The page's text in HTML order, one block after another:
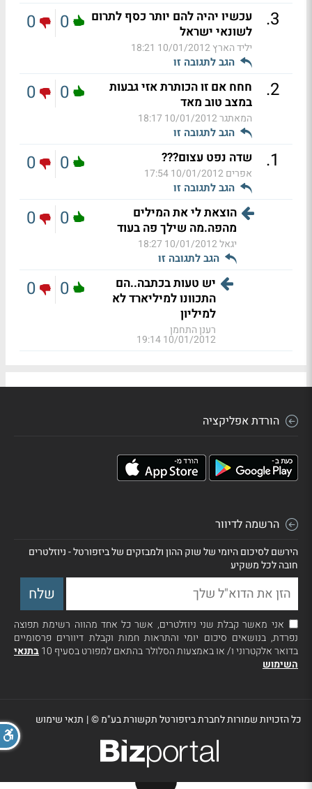
3
.
עכשיו יהיה להם יותר כסף לתרום
לשונאי ישראל
יליד הארץ10/01/2012 18:21
הגב לתגובה זו
0
0
2
.
חחח אם זו הכותרת אזי גבעות
במצב טוב מאד
המאתגר10/01/2012 18:17
הגב לתגובה זו
0
0
1
. שדה נפט עצום???
אפרים10/01/2012 17:54
הגב לתגובה זו
0
0
הוצאת לי את המילים
מהפה.מה שילך פה בעוד
יגאל10/01/2012 18:27
הגב לתגובה זו
0
0
יש טעות בכתבה..הם
התכוונו למיליארד לא
למיליון
רענן התחמן
10/01/2012 19:14
0
0
הורדת אפליקציה
הרשמה לדיוור
הירשם לסיכום היומי של שוק ההון ולמבזקים של ביזפורטל - ניוזלטרים
חובה לכל משקיע
אני מאשר קבלת שני ניוזלטרים, אשר כל אחד מהווה רשימת תפוצה
נפרדת, בנושאים סיכום יומי והתראות חמות וקבלת דיוורים פרסומיים
בדואר אלקטרוני ו/ או באמצעות הסלולר בהתאם למפורט בסעיף 10
בתנאי
השימוש
כל הזכויות שמורות לחברת ביזפורטל תקשורת בע"מ ©| תנאי שימוש